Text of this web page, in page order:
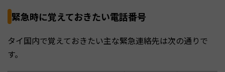
緊急時に覚えておきたい電話番号
タイ国内で覚えておきたい主な緊急連絡先は次の通りで
す。